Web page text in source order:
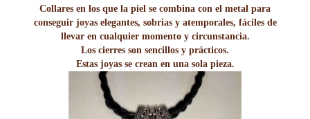
Collares en los que la piel se combina con el metal para
conseguir joyas elegantes, sobrias y atemporales, fáciles de
llevar en cualquier momento y circunstancia.
Los cierres son sencillos y prácticos.
Estas joyas se crean en una sola pieza.